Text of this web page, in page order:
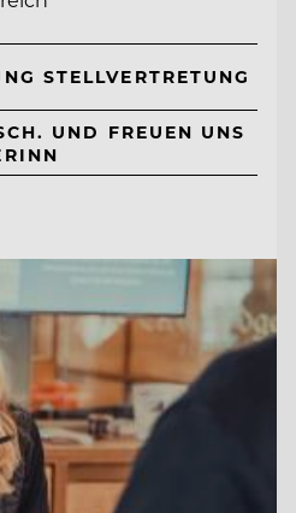
STELLVERTRETUNG
UND FREUEN UNS